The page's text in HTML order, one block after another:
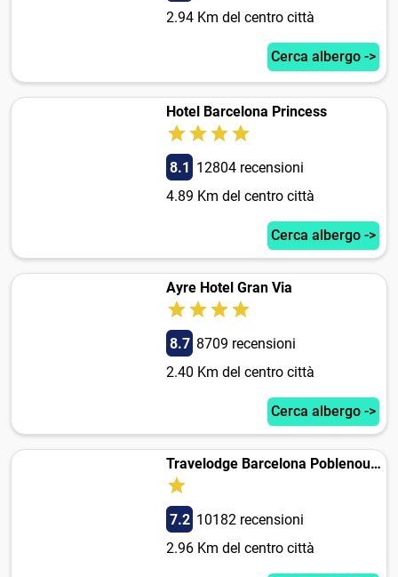
2.94 Km del centro città
Cerca albergo ->
Hotel Barcelona Princess
8.1 12804 recensioni
4.89 Km del centro città
Cerca albergo ->
Ayre Hotel Gran Via
8.7 8709 recensioni
2.40 Km del centro città
Cerca albergo ->
Travelodge Barcelona Poblenou Hotel
7.2 10182 recensioni
2.96 Km del centro città